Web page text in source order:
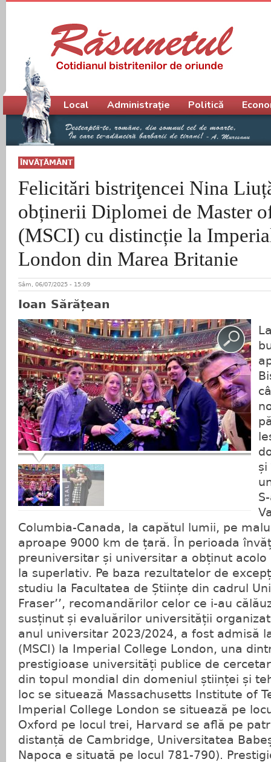
ÎNVĂŢĂMÂNT
Felicitări bistriţencei Nina
obținerii Diplomei de Master
(MSCI) cu distincție la
London din Marea Britanie
Sâm, 06/07/2025 - 15:09
Ioan Sărățean
și
Columbia-Canada, la capătul lumii, pe
aproape 9000 km de țară. În perioada
preuniversitar și universitar a obținut
la superlativ. Pe baza rezultatelor de
studiu la Facultatea de Științe din cadrul
Fraser’’, recomandărilor celor ce i-au
susținut și evaluărilor universității
anul universitar 2023/2024, a fost admisă
(MSCI) la Imperial College London, una
prestigioase universități publice de
din topul mondial din domeniul științei și
loc se situează Massachusetts Institute of
Imperial College London se situează pe
Oxford pe locul trei, Harvard se află pe
distanță de Cambridge, Universitatea
Napoca e situată pe locul 781-790).
Meniu principal
Local Administrație Politică